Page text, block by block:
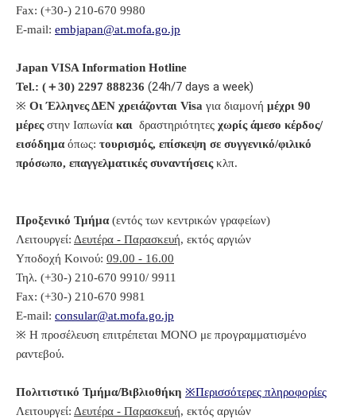
Fax: (+30-) 210-670 9980
E-mail: embjapan@at.mofa.go.jp
Japan VISA Information Hotline
Tel.: (＋30) 2297 888236 (24h/7 days a week)
※ Οι Έλληνες ΔΕΝ χρειάζονται Visa για διαμονή μέχρι 90
μέρεςστην Ιαπωνία και δραστηριότητες χωρίς άμεσο κέρδος/
εισόδημαόπως: τουρισμός, επίσκεψη σε συγγενικό/φιλικό
πρόσωπο, επαγγελματικές συναντήσειςκλπ.
Προξενικό Τμήμα(εντός των κεντρικών γραφείων)
Λειτουργεί: Δευτέρα - Παρασκευή, εκτός αργιών
Υποδοχή Κοινού: 09.00 - 16.00
Τηλ. (+30-) 210-670 9910/ 9911
Fax: (+30-) 210-670 9981
E-mail: consular@at.mofa.go.jp
※ Η προσέλευση επιτρέπεται ΜΟΝΟ με προγραμματισμένο
ραντεβού.
Πολιτιστικό Τμήμα/Βιβλιοθήκη ※Περισσότερες πληροφορίες
Λειτουργεί: Δευτέρα - Παρασκευή, εκτός αργιών